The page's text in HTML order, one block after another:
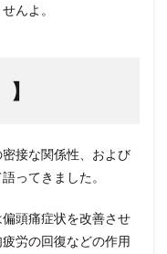
んよ。
接な関係性、および
ってきました。
頭痛症状を改善させ
労の回復などの作用